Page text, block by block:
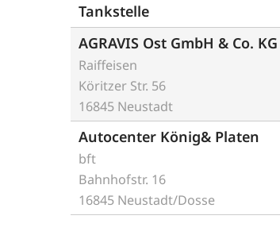
Tankstelle
AGRAVIS Ost GmbH & Co. KG
Raiffeisen
Köritzer Str. 56
16845 Neustadt
Autocenter König& Platen
bft
Bahnhofstr. 16
16845 Neustadt/Dosse